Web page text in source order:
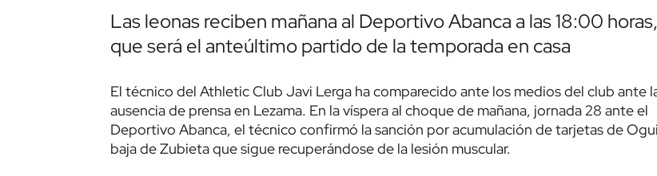
Las leonas reciben mañana al Deportivo Abanca a las 18:00
que será el anteúltimo partido de la temporada en casa
El técnico del Athletic Club Javi Lerga ha comparecido ante los medios del club ante
ausencia de prensa en Lezama. En la víspera al choque de mañana, jornada 28 ante el
Deportivo Abanca, el técnico confirmó la sanción por acumulación de tarjetas de
baja de Zubieta que sigue recuperándose de la lesión muscular.